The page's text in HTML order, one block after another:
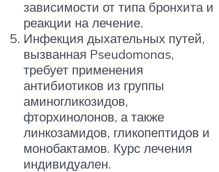
зависимости от типа бронхита и
реакции на лечение.
Инфекция дыхательных путей,
вызванная Pseudomonas,
требует применения
антибиотиков из группы
аминогликозидов,
фторхинолонов, а также
линкозамидов, гликопептидов и
монобактамов. Курс лечения
индивидуален.